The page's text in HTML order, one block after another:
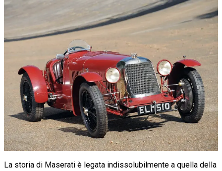
La storia di Maserati è legata indissolubilmente a quella della